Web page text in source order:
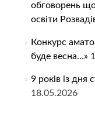
обговорень
освіти
Конкурс
буде весна…»
9 років із дня
18.05.2026